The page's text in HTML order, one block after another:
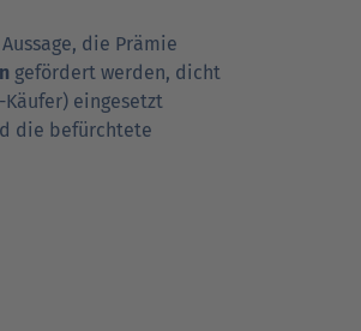
die Prämie
gefördert werden, dicht
ein­ge­setzt
die befürch­tete